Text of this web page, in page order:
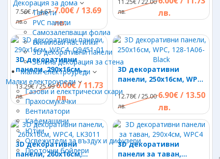
Декорация за дома
Тапети
PVC панели
Самозалепващи фолиа
Винилови настилки
3D декоративни панели
Зелена декорация за стена
Малки електроуреди
Малки електроуреди
Газови и електрически скари
Прахосмукачки
Вентилатори
Кафемашини
Ютии
Освежители за въздух и дифузери
Проточни бойлери
WPC6, 66-5B15, махагон
7.50€ / 14.67
лв.
7.00€ / 13.69
лв.
11.25€ / 22.00
лв.
лв.
3D декоративни
панели, 290х16см,
WPC4, Q9451-01
13.29€ / 25.99
лв.
6.00€ / 11.73
лв.
3D декоративни
панели, 250х16см, WPC,
128-1A06-Black
12.78€ / 25.00
лв.
6.90€ / 13.50
лв.
3D декоративни
панели, 260х16см,
3D декоративни
панели за таван,